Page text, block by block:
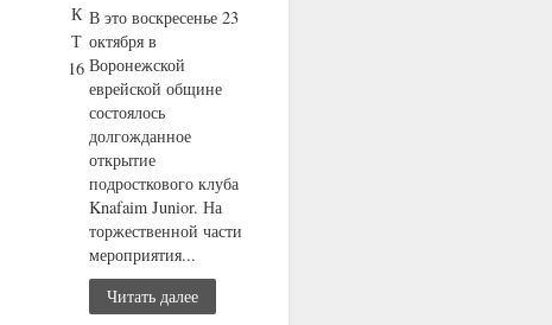
К
Т
16
В это воскресенье 23
октября в
Воронежской
еврейской общине
состоялось
долгожданное
открытие
подросткового клуба
Knafaim Junior. На
торжественной части
мероприятия...
Читать далее